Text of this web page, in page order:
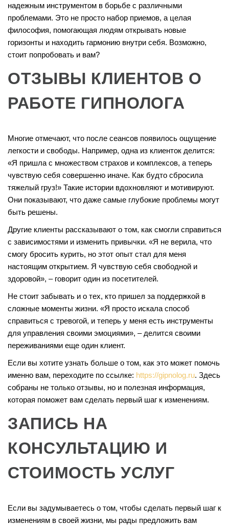
надежным инструментом в борьбе с различными
проблемами. Это не просто набор приемов, а целая
философия, помогающая людям открывать новые
горизонты и находить гармонию внутри себя. Возможно,
стоит попробовать и вам?
ОТЗЫВЫ КЛИЕНТОВ О
РАБОТЕ ГИПНОЛОГА
Многие отмечают, что после сеансов появилось ощущение
легкости и свободы. Например, одна из клиенток делится:
«Я пришла с множеством страхов и комплексов, а теперь
чувствую себя совершенно иначе. Как будто сбросила
тяжелый груз!» Такие истории вдохновляют и мотивируют.
Они показывают, что даже самые глубокие проблемы могут
быть решены.
Другие клиенты рассказывают о том, как смогли справиться
с зависимостями и изменить привычки. «Я не верила, что
смогу бросить курить, но этот опыт стал для меня
настоящим открытием. Я чувствую себя свободной и
здоровой», – говорит один из посетителей.
Не стоит забывать и о тех, кто пришел за поддержкой в
сложные моменты жизни. «Я просто искала способ
справиться с тревогой, и теперь у меня есть инструменты
для управления своими эмоциями», – делится своими
переживаниями еще один клиент.
Если вы хотите узнать больше о том, как это может помочь
именно вам, переходите по ссылке: https://gipnolog.ru. Здесь
собраны не только отзывы, но и полезная информация,
которая поможет вам сделать первый шаг к изменениям.
ЗАПИСЬ НА
КОНСУЛЬТАЦИЮ И
СТОИМОСТЬ УСЛУГ
Если вы задумываетесь о том, чтобы сделать первый шаг к
изменениям в своей жизни, мы рады предложить вам